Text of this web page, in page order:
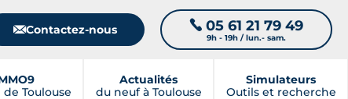
📧Contactez-nous 📞 05 61 21 79 49
9h - 19h / lun.- sam.
Toulouse
Actualités
du neuf à Toulouse
Simulateurs
Outils et recherche